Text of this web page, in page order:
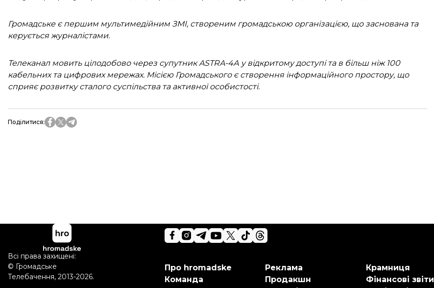
Громадське є першим мультимедійним ЗМІ, створеним громадською організацією, що заснована та
керується журналістами.
Телеканал мовить цілодобово через супутник ASTRA-4А у відкритому доступі та в більш ніж 100
кабельних та цифрових мережах. Місією Громадського є створення інформаційного простору, що
сприяє розвитку сталого суспільства та активної особистості.
Поділитися:
Про hromadske
Команда
Реклама
Продакшн
Крамниця
Фінансові звіти
Всі права захищені:
© Громадське
Телебачення, 2013-2026.